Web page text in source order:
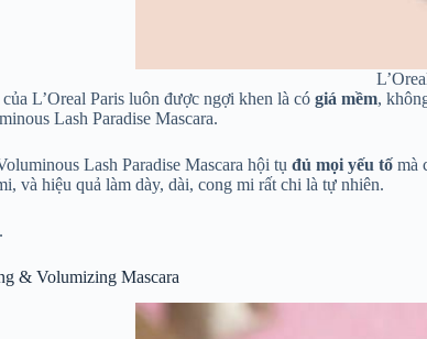
L’Oreal Paris luôn được ngợi khen là có giá mềm,
Lash Paradise Mascara.
Lash Paradise Mascara hội tụ đủ mọi yếu tố mà
và hiệu quả làm dày, dài, cong mi rất chi là tự nhiên.
& Volumizing Mascara